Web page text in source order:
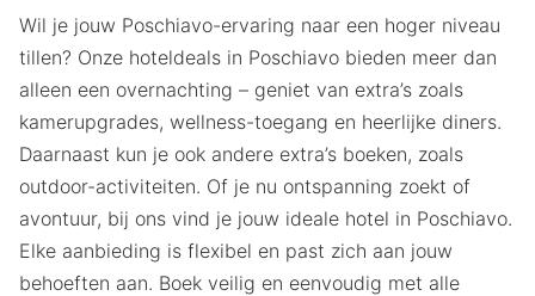
Wil je jouw Poschiavo-ervaring naar een hoger niveau
tillen? Onze hoteldeals in Poschiavo bieden meer dan
alleen een overnachting – geniet van extra’s zoals
kamerupgrades, wellness-toegang en heerlijke diners.
Daarnaast kun je ook andere extra’s boeken, zoals
outdoor-activiteiten. Of je nu ontspanning zoekt of
avontuur, bij ons vind je jouw ideale hotel in Poschiavo.
Elke aanbieding is flexibel en past zich aan jouw
behoeften aan. Boek veilig en eenvoudig met alle